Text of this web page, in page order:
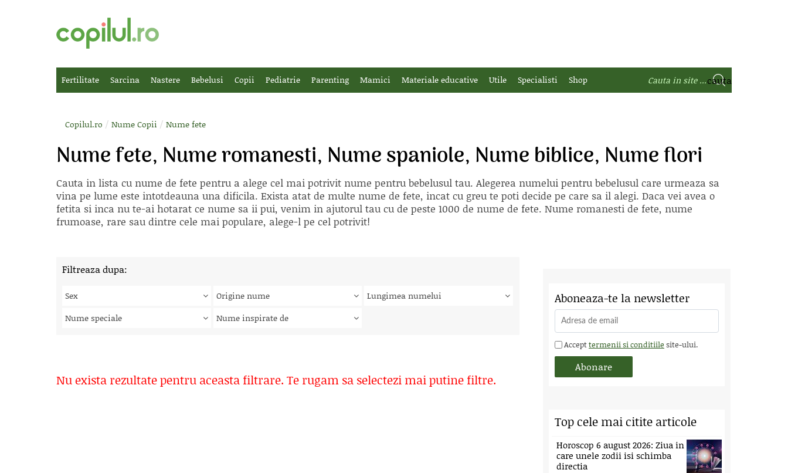
Fertilitate Sarcina Nastere Bebelusi Copii Pediatrie Parenting Mamici Materiale educative Utile Specialisti Shop
Copilul.ro / Nume Copii / Nume fete
Nume fete, Nume romanesti, Nume spaniole, Nume biblice, Nume flori
Cauta in lista cu nume de fete pentru a alege cel mai potrivit nume pentru bebelusul tau. Alegerea numelui pentru bebelusul care urmeaza sa
vina pe lume este intotdeauna una dificila. Exista atat de multe nume de fete, incat cu greu te poti decide pe care sa il alegi. Daca vei avea o
fetita si inca nu te-ai hotarat ce nume sa ii pui, venim in ajutorul tau cu de peste 1000 de nume de fete. Nume romanesti de fete, nume
frumoase, rare sau dintre cele mai populare, alege-l pe cel potrivit!
Filtreaza dupa:
Sex Origine nume
Lungimea numelui
Nume speciale
Nume inspirate de
Nu exista rezultate pentru aceasta filtrare. Te rugam sa selectezi mai putine filtre.
Aboneaza-te la newsletter
Accepttermenii si conditiile site-ului.
Top cele mai citite articole
Horoscop 6 august 2026: Ziua in
care unele zodii isi schimba
directia